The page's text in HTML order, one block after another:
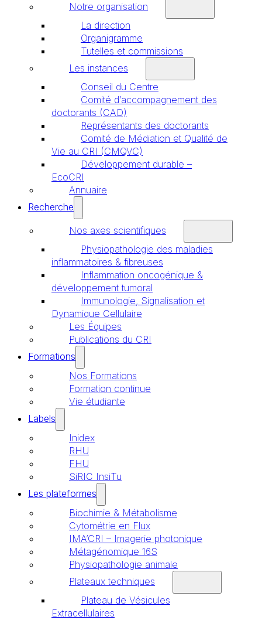
Notre organisation
La direction
Organigramme
Tutelles et commissions
Les instances
Conseil du Centre
Comité d’accompagnement des
doctorants (CAD)
Représentants des doctorants
Comité de Médiation et Qualité de
Vie au CRI (CMQVC)
Développement durable –
EcoCRI
Annuaire
Recherche
Nos axes scientifiques
Physiopathologie des maladies
inflammatoires & fibreuses
Inflammation oncogénique &
développement tumoral
Immunologie, Signalisation et
Dynamique Cellulaire
Les Équipes
Publications du CRI
Formations
Nos Formations
Formation continue
Vie étudiante
Labels
Inidex
RHU
FHU
SiRIC InsiTu
Les plateformes
Biochimie & Métabolisme
Cytométrie en Flux
IMA’CRI – Imagerie photonique
Métagénomique 16S
Physiopathologie animale
Plateaux techniques
Plateau de Vésicules
Extracellulaires